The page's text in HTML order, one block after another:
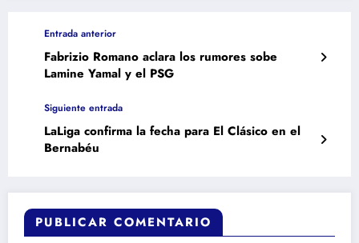
Entrada anterior
Fabrizio Romano aclara los rumores sobe
Lamine Yamal y el PSG
Siguiente entrada
LaLiga confirma la fecha para El Clásico en el
Bernabéu
PUBLICAR COMENTARIO